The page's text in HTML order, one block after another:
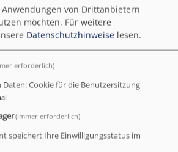
leider nur unregelmäßig
uns bitte per Mail , wir melden
von Drittanbietern
möchten. Für weitere
Datenschutzhinweise lesen.
erforderlich)
Daten: Cookie für die Benutzersitzung
(immer erforderlich)
speichert Ihre Einwilligungsstatus im